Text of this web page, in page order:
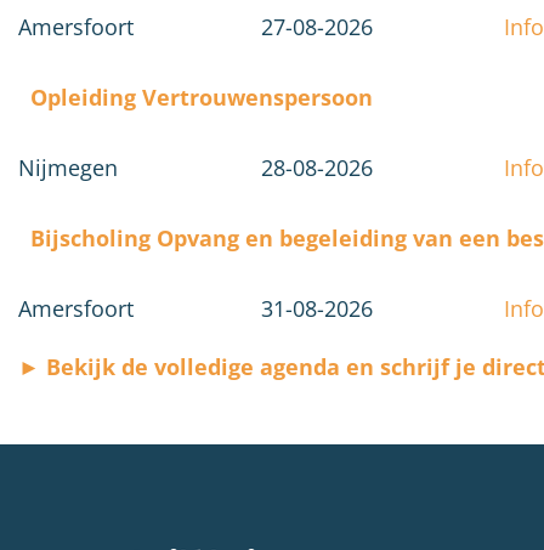
Amersfoort 27-08-2026
Opleiding Vertrouwenspersoon
Nijmegen 28-08-2026
Bijscholing Opvang en begeleiding van een
Amersfoort 31-08-2026
► Bekijk de volledige agenda en schrijf je